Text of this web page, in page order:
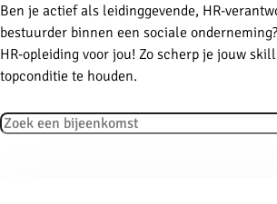
Ben je actief als leidinggevende, HR-
bestuurder binnen een sociale
HR-opleiding voor jou! Zo scherp je jouw
topconditie te houden.
Zoeken